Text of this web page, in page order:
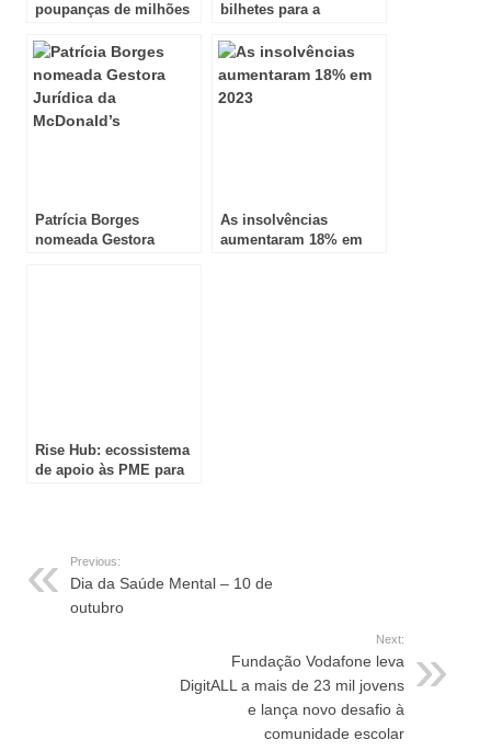
poupanças de milhões
bilhetes para a
Patrícia Borges
nomeada Gestora
As insolvências
aumentaram 18% em
Rise Hub: ecossistema
de apoio às PME para
Previous:
Dia da Saúde Mental – 10 de
outubro
Next:
Fundação Vodafone leva
DigitALL a mais de 23 mil jovens
e lança novo desafio à
comunidade escolar